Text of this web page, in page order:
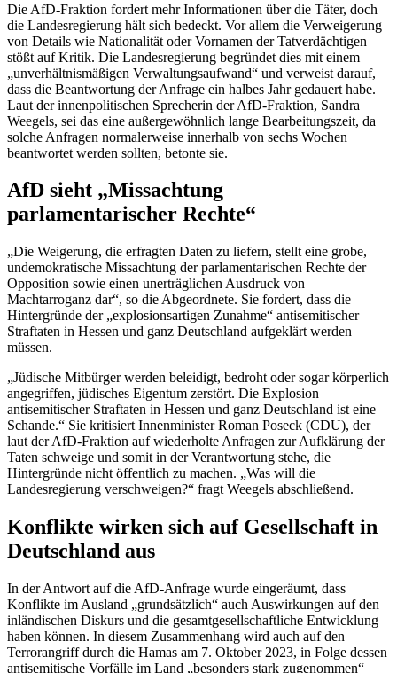
Die AfD-Fraktion fordert mehr Informationen über die Täter, doch
die Landesregierung hält sich bedeckt. Vor allem die Verweigerung
von Details wie Nationalität oder Vornamen der Tatverdächtigen
stößt auf Kritik. Die Landesregierung begründet dies mit einem
„unverhältnismäßigen Verwaltungsaufwand“ und verweist darauf,
dass die Beantwortung der Anfrage ein halbes Jahr gedauert habe.
Laut der innenpolitischen Sprecherin der AfD-Fraktion, Sandra
Weegels, sei das eine außergewöhnlich lange Bearbeitungszeit, da
solche Anfragen normalerweise innerhalb von sechs Wochen
beantwortet werden sollten, betonte sie.
AfD sieht „Missachtung
parlamentarischer Rechte“
„Die Weigerung, die erfragten Daten zu liefern, stellt eine grobe,
undemokratische Missachtung der parlamentarischen Rechte der
Opposition sowie einen unerträglichen Ausdruck von
Machtarroganz dar“, so die Abgeordnete. Sie fordert, dass die
Hintergründe der „explosionsartigen Zunahme“ antisemitischer
Straftaten in Hessen und ganz Deutschland aufgeklärt werden
müssen.
„Jüdische Mitbürger werden beleidigt, bedroht oder sogar körperlich
angegriffen, jüdisches Eigentum zerstört. Die Explosion
antisemitischer Straftaten in Hessen und ganz Deutschland ist eine
Schande.“ Sie kritisiert Innenminister Roman Poseck (CDU), der
laut der AfD-Fraktion auf wiederholte Anfragen zur Aufklärung der
Taten schweige und somit in der Verantwortung stehe, die
Hintergründe nicht öffentlich zu machen. „Was will die
Landesregierung verschweigen?“ fragt Weegels abschließend.
Konflikte wirken sich auf Gesellschaft in
Deutschland aus
In der Antwort auf die AfD-Anfrage wurde eingeräumt, dass
Konflikte im Ausland „grundsätzlich“ auch Auswirkungen auf den
inländischen Diskurs und die gesamtgesellschaftliche Entwicklung
haben können. In diesem Zusammenhang wird auch auf den
Terrorangriff durch die Hamas am 7. Oktober 2023, in Folge dessen
antisemitische Vorfälle im Land „besonders stark zugenommen“